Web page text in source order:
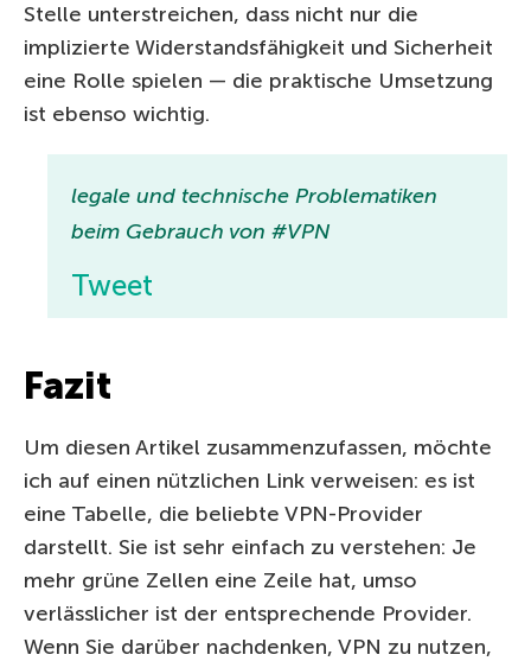
Stelle unterstreichen, dass nicht nur die
implizierte Widerstandsfähigkeit und Sicherheit
eine Rolle spielen — die praktische Umsetzung
ist ebenso wichtig.
legale und technische Problematiken
beim Gebrauch von #VPN
Tweet
Fazit
Um diesen Artikel zusammenzufassen, möchte
ich auf einen nützlichen Link verweisen: es ist
eine Tabelle, die beliebte VPN-Provider
darstellt. Sie ist sehr einfach zu verstehen: Je
mehr grüne Zellen eine Zeile hat, umso
verlässlicher ist der entsprechende Provider.
Wenn Sie darüber nachdenken, VPN zu nutzen,